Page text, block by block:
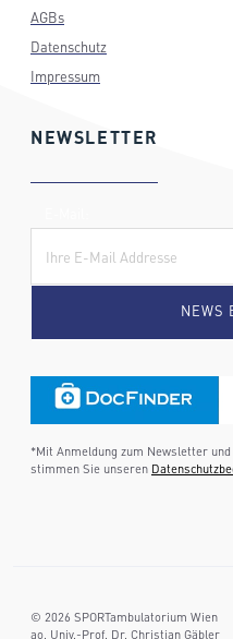
AGBs
Datenschutz
Impressum
NEWSLETTER
*Mit Anmeldung zum Newsletter
stimmen Sie unseren
© 2026 SPORTambulatorium Wien
ao. Univ.-Prof. Dr. Christian Gäbler